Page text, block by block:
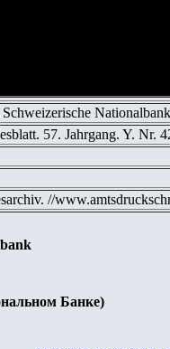
Nationalbank
57. Jahrgang. Y. Nr.
//
Банке)